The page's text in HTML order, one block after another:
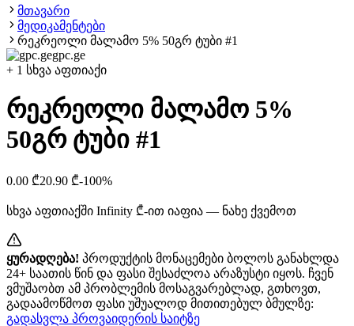
მთავარი
მედიკამენტები
რეკრეოლი მალამო 5% 50გრ ტუბი #1
gpc.ge
+ 1 სხვა აფთიაქი
რეკრეოლი მალამო 5%
50გრ ტუბი #1
0.00 ₾20.90 ₾-100%
სხვა აფთიაქში Infinity ₾-ით იაფია — ნახე ქვემოთ
ყურადღება! პროდუქტის მონაცემები ბოლოს განახლდა
24+ საათის წინ და ფასი შესაძლოა არაზუსტი იყოს. ჩვენ
ვმუშაობთ ამ პრობლემის მოსაგვარებლად, გთხოვთ,
გადაამოწმოთ ფასი უშუალოდ მითითებულ ბმულზე:
გადასვლა პროვაიდერის საიტზე